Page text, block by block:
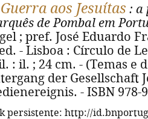
Guerra aos Jesuítas : a
de Pombal em
; pref. José Eduardo
- Lisboa : Círculo de
: il. ; 24 cm. - (Temas e
der Gesellschaft
- ISBN 978-
persistente: http://